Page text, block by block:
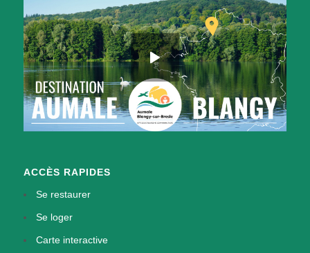
ACCÈS RAPIDES
Se restaurer
Se loger
Carte interactive